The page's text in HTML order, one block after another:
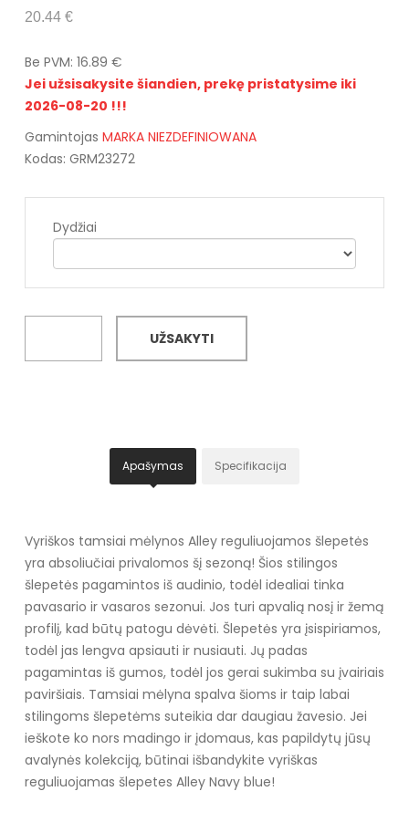
20.44 €
Be PVM: 16.89 €
Jei užsisakysite šiandien, prekę pristatysime iki
2026-08-20 !!!
Gamintojas MARKA NIEZDEFINIOWANA
Kodas: GRM23272
Dydžiai
UŽSAKYTI
Apašymas Specifikacija
Vyriškos tamsiai mėlynos Alley reguliuojamos šlepetės
yra absoliučiai privalomos šį sezoną! Šios stilingos
šlepetės pagamintos iš audinio, todėl idealiai tinka
pavasario ir vasaros sezonui. Jos turi apvalią nosį ir žemą
profilį, kad būtų patogu dėvėti. Šlepetės yra įsispiriamos,
todėl jas lengva apsiauti ir nusiauti. Jų padas
pagamintas iš gumos, todėl jos gerai sukimba su įvairiais
paviršiais. Tamsiai mėlyna spalva šioms ir taip labai
stilingoms šlepetėms suteikia dar daugiau žavesio. Jei
ieškote ko nors madingo ir įdomaus, kas papildytų jūsų
avalynės kolekciją, būtinai išbandykite vyriškas
reguliuojamas šlepetes Alley Navy blue!